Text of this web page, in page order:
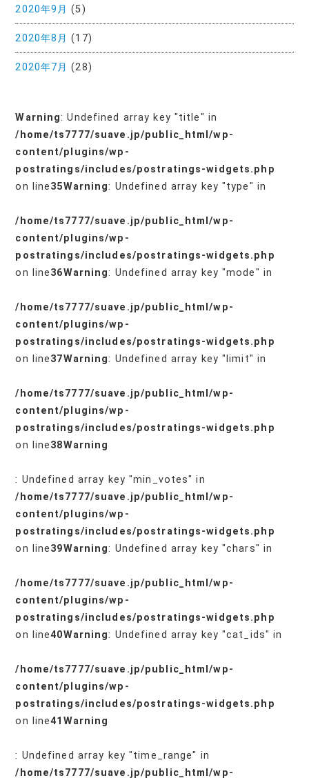
2020年9月 (5)
2020年8月 (17)
2020年7月 (28)
Warning: Undefined array key "title" in
/home/ts7777/suave.jp/public_html/wp-
content/plugins/wp-
postratings/includes/postratings-widgets.php
on line35Warning: Undefined array key "type" in
/home/ts7777/suave.jp/public_html/wp-
content/plugins/wp-
postratings/includes/postratings-widgets.php
on line36Warning: Undefined array key "mode" in
/home/ts7777/suave.jp/public_html/wp-
content/plugins/wp-
postratings/includes/postratings-widgets.php
on line37Warning: Undefined array key "limit" in
/home/ts7777/suave.jp/public_html/wp-
content/plugins/wp-
postratings/includes/postratings-widgets.php
on line38Warning
: Undefined array key "min_votes" in
/home/ts7777/suave.jp/public_html/wp-
content/plugins/wp-
postratings/includes/postratings-widgets.php
on line39Warning: Undefined array key "chars" in
/home/ts7777/suave.jp/public_html/wp-
content/plugins/wp-
postratings/includes/postratings-widgets.php
on line40Warning: Undefined array key "cat_ids" in
/home/ts7777/suave.jp/public_html/wp-
content/plugins/wp-
postratings/includes/postratings-widgets.php
on line41 Warning
: Undefined array key "time_range" in
/home/ts7777/suave.jp/public_html/wp-